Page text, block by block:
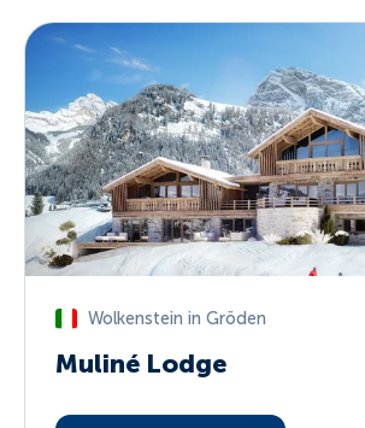
Wolkenstein in Gröden
Muliné Lodge